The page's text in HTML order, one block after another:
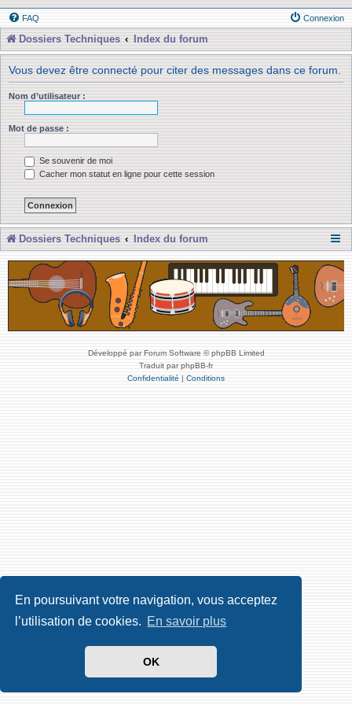
En poursuivant votre navigation, vous acceptez
l’utilisation de cookies. En savoir plus
OK
FAQ Connexion
Dossiers Techniques Index du forum
Vous devez être connecté pour citer des messages dans ce forum.
Nom d’utilisateur :
Mot de passe :
Se souvenir de moi
Cacher mon statut en ligne pour cette session
Dossiers Techniques Index du forum
Développé par Forum Software © phpBB Limited
Traduit par phpBB-fr
Confidentialité | Conditions